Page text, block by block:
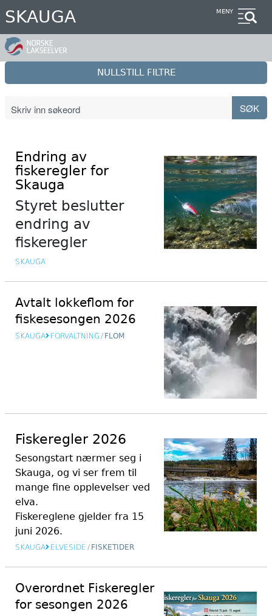
Hopp
til
hovedinnhold
SKAUGA MENY
NULLSTILL FILTRE
Endring av
fiskeregler for
Skauga
Styret beslutter
endring av
fiskeregler
SKAUGA
Avtalt lokkeflom for
fiskesesongen 2026
SKAUGA FORVALTNING / FLOM
Fiskeregler 2026
Sesongstart nærmer seg i
Skauga, og vi ser frem til
mange fine opplevelser ved
elva.
Fiskereglene gjelder fra 15
juni 2026.
SKAUGA ELVESIDE / FISKETIDER
Overordnet Fiskeregler
for sesongen 2026